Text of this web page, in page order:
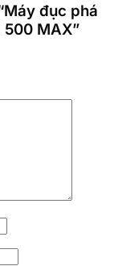
đục phá
500 MAX”